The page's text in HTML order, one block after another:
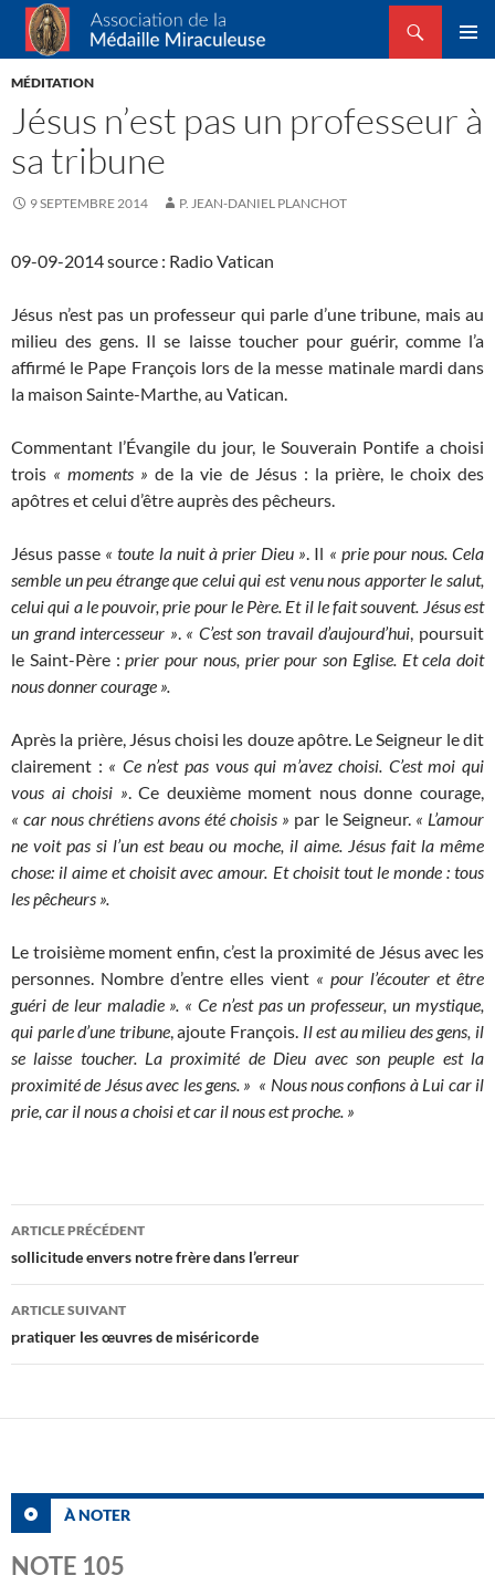
Association de la Médaille Miraculeuse
Recherche
ALLER
AU
MÉDITATION
Jésus n’est pas un professeur à
sa tribune
9 SEPTEMBRE 2014 P. JEAN-DANIEL PLANCHOT
09-09-2014 source : Radio Vatican
Jésus n’est pas un professeur qui parle d’une tribune, mais au
milieu des gens. Il se laisse toucher pour guérir, comme l’a
affirmé le Pape François lors de la messe matinale mardi dans
la maison Sainte-Marthe, au Vatican.
Commentant l’Évangile du jour, le Souverain Pontife a choisi
trois « moments » de la vie de Jésus : la prière, le choix des
apôtres et celui d’être auprès des pêcheurs.
Jésus passe « toute la nuit à prier Dieu ». Il « prie pour nous. Cela
semble un peu étrange que celui qui est venu nous apporter le salut,
celui qui a le pouvoir, prie pour le Père. Et il le fait souvent. Jésus est
un grand intercesseur ».« C’est son travail d’aujourd’hui, poursuit
le Saint-Père :prier pour nous, prier pour son Eglise. Et cela doit
nous donner courage ».
Après la prière, Jésus choisi les douze apôtre. Le Seigneur le dit
clairement : « Ce n’est pas vous qui m’avez choisi. C’est moi qui
vous ai choisi ». Ce deuxième moment nous donne courage,
« car nous chrétiens avons été choisis » par le Seigneur. « L’amour
ne voit pas si l’un est beau ou moche, il aime. Jésus fait la même
chose: il aime et choisit avec amour. Et choisit tout le monde : tous
les pêcheurs ».
Le troisième moment enfin, c’est la proximité de Jésus avec les
personnes. Nombre d’entre elles vient « pour l’écouter et être
guéri de leur maladie ». « Ce n’est pas un professeur, un mystique,
qui parle d’une tribune, ajoute François. Il est au milieu des gens, il
se laisse toucher. La proximité de Dieu avec son peuple est la
proximité de Jésus avec les gens. » « Nous nous confions à Lui car il
prie, car il nous a choisi et car il nous est proche. »
Navigation
des
articles
ARTICLE PRÉCÉDENT
sollicitude envers notre frère dans l’erreur
ARTICLE SUIVANT
pratiquer les œuvres de miséricorde
À NOTER
NOTE 105